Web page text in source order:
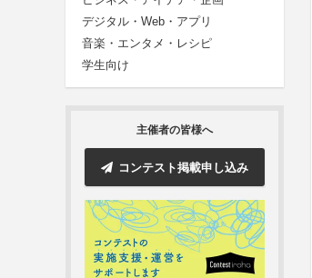
デジタル・Web・アプリ
音楽・エンタメ・レシピ
学生向け
主催者の皆様へ
コンテスト掲載申し込み